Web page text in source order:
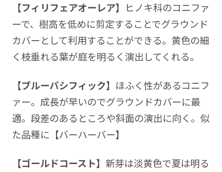
【フィリフェアオーレア】 ヒノキ科のコニファ
ーで、樹高を低めに剪定することでグラウンド
カバーとして利用することができる。黄色の細
く枝垂れる葉が庭を明るく演出してくれる。
【ブルーパシフィック】 ほふく性があるコニフ
ァー。成長が早いのでグラウンドカバーに最
適。段差のあるところや斜面の演出に向く。似
た品種に【バーハーバー】
【ゴールドコースト】 新芽は淡黄色で夏は明る